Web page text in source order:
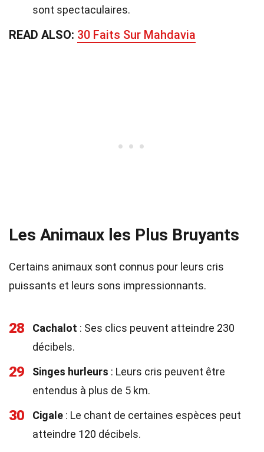
sont spectaculaires.
READ ALSO: 30 Faits Sur Mahdavia
Les Animaux les Plus Bruyants
Certains animaux sont connus pour leurs cris
puissants et leurs sons impressionnants.
28 Cachalot : Ses clics peuvent atteindre 230
décibels.
29 Singes hurleurs : Leurs cris peuvent être
entendus à plus de 5 km.
30 Cigale : Le chant de certaines espèces peut
atteindre 120 décibels.